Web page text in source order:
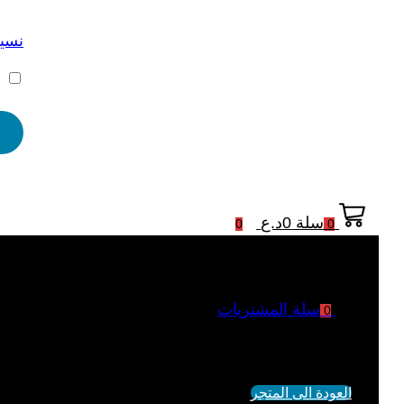
0 سلة 0د.ع 0
0 سلة المشتريات
العودة الى المتجر